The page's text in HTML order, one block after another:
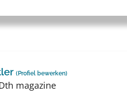
( Profiel bewerken)
magazine